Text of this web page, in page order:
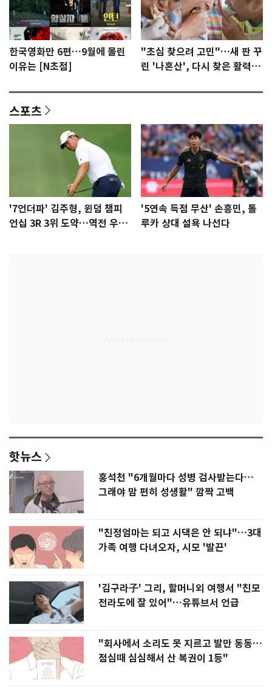
한국영화만 6편…9월에 몰린
이유는 [N초점]
"초심 찾으려 고민"…새 판 꾸
린 '나혼산', 다시 찾은 활력
스포츠
'7언더파' 김주형, 윈덤 챔피
언십 3R 3위 도약…역전 우승
'5연속 득점 무산' 손흥민, 톨
루카 상대 설욕 나선다
핫뉴스
홍석천 "6개월마다 성병 검사받는다…
그래야 맘 편히 성생활" 깜짝 고백
"친정엄마는 되고 시댁은 안 되냐"…3대
가족 여행 다녀오자, 시모 '발끈'
'김구라子' 그리, 할머니외 여행서 "친모
전라도에 잘 있어"…유튜브서 언급
"회사에서 소리도 못 지르고 발만 동동…
점심때 심심해서 산 복권이 1등"